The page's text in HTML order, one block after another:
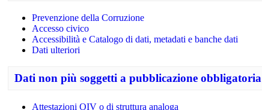
Prevenzione della Corruzione
Accesso civico
Accessibilità e Catalogo di dati, metadati e banche dati
Dati ulteriori
Dati non più soggetti a pubblicazione obbligatoria
Attestazioni OIV o di struttura analoga